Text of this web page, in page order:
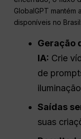
GlobalGPT
disponíveis no Brasil:
Geração
IA: Crie
de
Saídas
suas